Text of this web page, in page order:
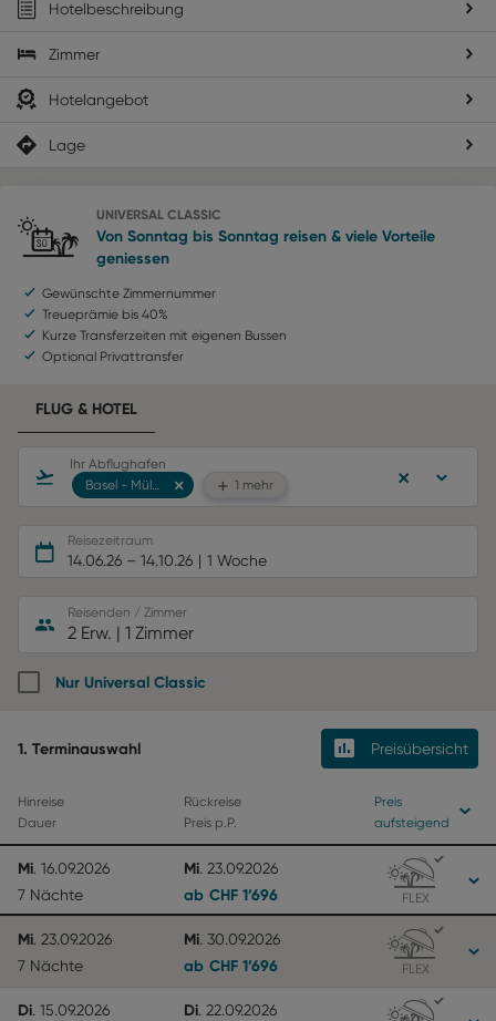
Hotelbeschreibung
Zimmer
Hotelangebot
Lage
UNIVERSAL CLASSIC
Von Sonntag bis Sonntag reisen & viele Vorteile
geniessen
Gewünschte Zimmernummer
Treueprämie bis 40%
Kurze Transferzeiten mit eigenen Bussen
Optional Privattransfer
FLUG & HOTEL
Ihr Abflughafen
1 mehr
Reisezeitraum
14.06.26 – 14.10.26 1 Woche
Reisenden / Zimmer
2 Erw. | 1 Zimmer
Nur Universal Classic
1. Terminauswahl Preisübersicht
Hinreise
Rückreise
Dauer
Preis p.P.
Preis
aufsteigend
Mi. 16.09.2026 Mi. 23.09.2026
7 Nächte
ab CHF 1’696 FLEX
Mi. 23.09.2026 Mi. 30.09.2026
7 Nächte
ab CHF 1’696 FLEX
Di. 15.09.2026 Di. 22.09.2026